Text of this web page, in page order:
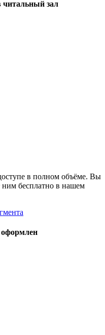
читальный зал
в полном объёме. Вы
ним бесплатно в нашем
оформлен